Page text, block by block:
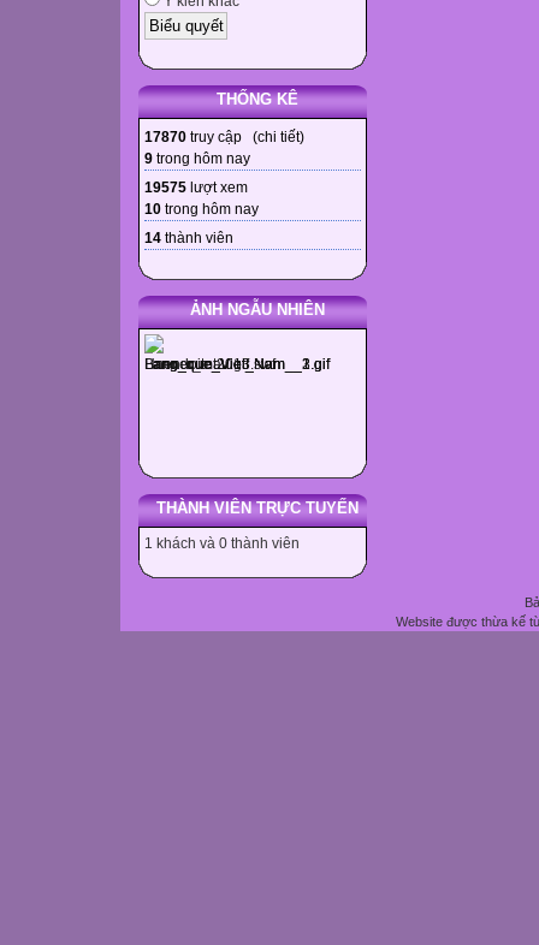
THỐNG KÊ
17870 truy cập (chi tiết)
9 trong hôm nay
19575 lượt xem
10 trong hôm nay
14 thành viên
ẢNH NGẪU NHIÊN
THÀNH VIÊN TRỰC TUYẾN
1 khách và 0 thành viên
Website được thừa kế